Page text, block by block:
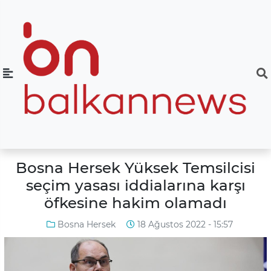
Bosna Hersek Yüksek Temsilcisi
seçim yasası iddialarına karşı
öfkesine hakim olamadı
Bosna Hersek 18 Ağustos 2022 - 15:57